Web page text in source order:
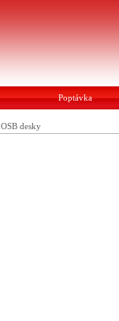
Poptávka
OSB desky